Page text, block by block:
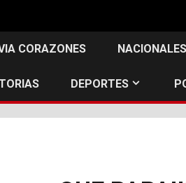
CORAZONES NACIONALES
DEPORTES